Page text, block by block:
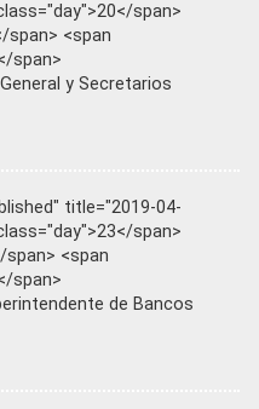
span>
span> <span
span>
y Secretarios
title="2019-04-
span>
<span
span>
de Bancos